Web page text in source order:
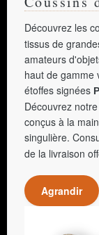
Découvrez les
tissus de
amateurs
haut de gamme
étoffes signées
Découvrez
conçus à la
singulière.
de la livraison
Agrandir